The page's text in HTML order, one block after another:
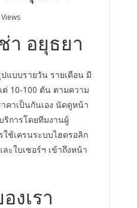
า อยุธยา
แบบรายวัน รายเดือน มี
10-100 ตัน ตามความ
คาเป็นกันเอง นัดดูหน้า
ริการโดยทีมงานผู้
ช้เครนระบบไฮดรอลิก
ะใบเซอร์ฯ เข้าถึงหน้า
งเรา